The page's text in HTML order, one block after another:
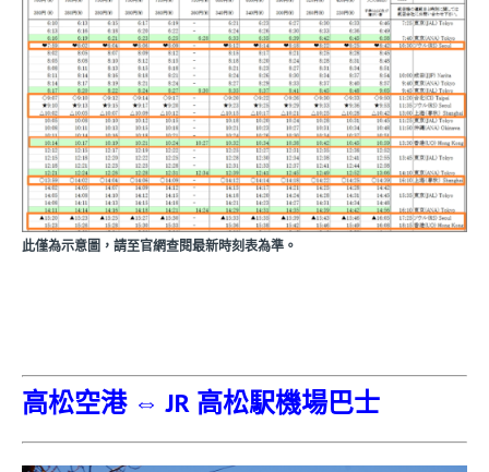
此僅為示意圖，請至官網查閱最新時刻表為準。
高松空港 ⇔ JR 高松駅機場巴士